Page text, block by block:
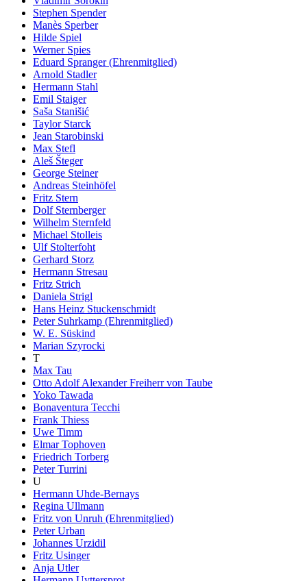
Stephen Spender
Manès Sperber
Hilde Spiel
Werner Spies
Eduard Spranger (Ehrenmitglied)
Arnold Stadler
Hermann Stahl
Emil Staiger
Saša Stanišić
Taylor Starck
Jean Starobinski
Max Stefl
Aleš Šteger
George Steiner
Andreas Steinhöfel
Fritz Stern
Dolf Sternberger
Wilhelm Sternfeld
Michael Stolleis
Ulf Stolterfoht
Gerhard Storz
Hermann Stresau
Fritz Strich
Daniela Strigl
Hans Heinz Stuckenschmidt
Peter Suhrkamp (Ehrenmitglied)
W. E. Süskind
Marian Szyrocki
T
Max Tau
Otto Adolf Alexander Freiherr von Taube
Yoko Tawada
Bonaventura Tecchi
Frank Thiess
Uwe Timm
Elmar Tophoven
Friedrich Torberg
Peter Turrini
U
Hermann Uhde-Bernays
Regina Ullmann
Fritz von Unruh (Ehrenmitglied)
Peter Urban
Johannes Urzidil
Fritz Usinger
Anja Utler